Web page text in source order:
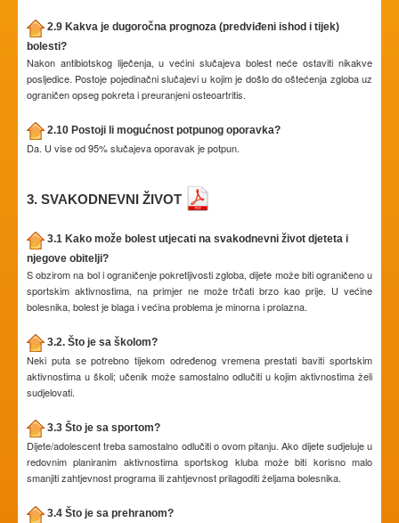
2.9 Kakva je dugoročna prognoza (predviđeni ishod i tijek)
bolesti?
Nakon antibiotskog liječenja, u većini slučajeva bolest neće ostaviti nikakve
posljedice. Postoje pojedinačni slučajevi u kojim je došlo do oštećenja zgloba uz
ograničen opseg pokreta i preuranjeni osteoartritis.
2.10 Postoji li mogućnost potpunog oporavka?
Da. U vise od 95% slučajeva oporavak je potpun.
3. SVAKODNEVNI ŽIVOT
3.1 Kako može bolest utjecati na svakodnevni život djeteta i
njegove obitelji?
S obzirom na bol i ograničenje pokretljivosti zgloba, dijete može biti ograničeno u
sportskim aktivnostima, na primjer ne može trčati brzo kao prije. U većine
bolesnika, bolest je blaga i većina problema je minorna i prolazna.
3.2. Što je sa školom?
Neki puta se potrebno tijekom određenog vremena prestati baviti sportskim
aktivnostima u školi; učenik može samostalno odlučiti u kojim aktivnostima želi
sudjelovati.
3.3 Što je sa sportom?
Dijete/adolescent treba samostalno odlučiti o ovom pitanju. Ako dijete sudjeluje u
redovnim planiranim aktivnostima sportskog kluba može biti korisno malo
smanjiti zahtjevnost programa ili zahtjevnost prilagoditi željama bolesnika.
3.4 Što je sa prehranom?